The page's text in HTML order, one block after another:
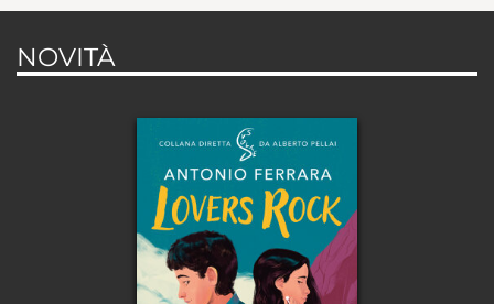
NOVITÀ